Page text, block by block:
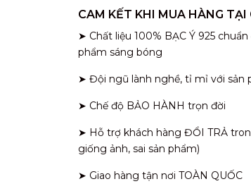
CAM KẾT KHI MUA HÀNG TẠI
➤ Chất liệu 100% BẠC Ý 925
phẩm sáng bóng
➤ Đội ngũ lành nghề, tỉ mỉ với sản
➤ Chế độ BẢO HÀNH trọn đời
➤ Hỗ trợ khách hàng ĐỔI TRẢ
giống ảnh, sai sản phẩm)
➤ Giao hàng tận nơi TOÀN QUỐC